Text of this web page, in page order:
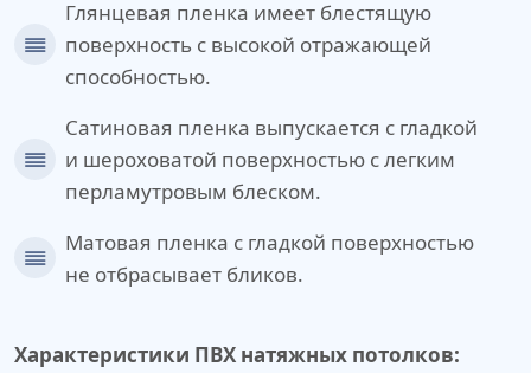
Глянцевая пленка имеет блестящую
поверхность с высокой отражающей
способностью.
Сатиновая пленка выпускается с гладкой
и шероховатой поверхностью с легким
перламутровым блеском.
Матовая пленка с гладкой поверхностью
не отбрасывает бликов.
Характеристики ПВХ натяжных потолков: